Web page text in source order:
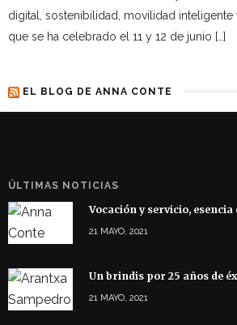
digital, sostenibilidad, movilidad inteligente
que se ha celebrado el 11 y 12 de junio […]
EL BLOG DE ANNA CONTE
ÚLTIMAS NOTICIAS
Vocación y servicio,
21 MAYO, 2021
Un brindis por 25 años de
21 MAYO, 2021